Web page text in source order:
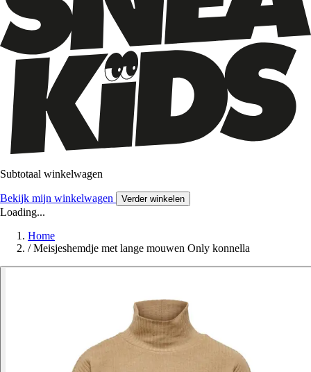
Subtotaal winkelwagen
Bekijk mijn winkelwagen Verder winkelen
Loading...
Home
/ Meisjeshemdje met lange mouwen Only konnella